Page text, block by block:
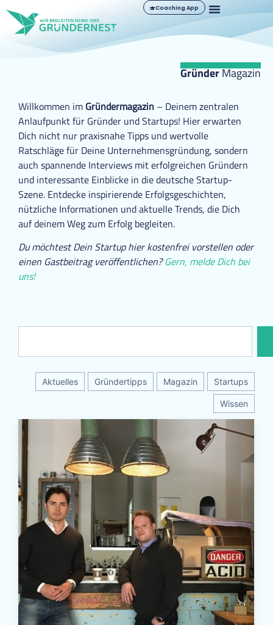
Coaching App
GründerMagazin
Willkommen im Gründermagazin – Deinem zentralen
Anlaufpunkt für Gründer und Startups! Hier erwarten
Dich nicht nur praxisnahe Tipps und wertvolle
Ratschläge für Deine Unternehmensgründung, sondern
auch spannende Interviews mit erfolgreichen Gründern
und interessante Einblicke in die deutsche Startup-
Szene. Entdecke inspirierende Erfolgsgeschichten,
nützliche Informationen und aktuelle Trends, die Dich
auf deinem Weg zum Erfolg begleiten.
Du möchtest Dein Startup hier kostenfrei vorstellen oder
einen Gastbeitrag veröffentlichen?Gern, melde Dich bei
uns!
Aktuelles Gründertipps Magazin Startups
Wissen